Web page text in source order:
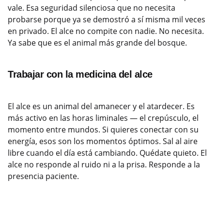
vale. Esa seguridad silenciosa que no necesita
probarse porque ya se demostró a sí misma mil veces
en privado. El alce no compite con nadie. No necesita.
Ya sabe que es el animal más grande del bosque.
Trabajar con la medicina del alce
El alce es un animal del amanecer y el atardecer. Es
más activo en las horas liminales — el crepúsculo, el
momento entre mundos. Si quieres conectar con su
energía, esos son los momentos óptimos. Sal al aire
libre cuando el día está cambiando. Quédate quieto. El
alce no responde al ruido ni a la prisa. Responde a la
presencia paciente.